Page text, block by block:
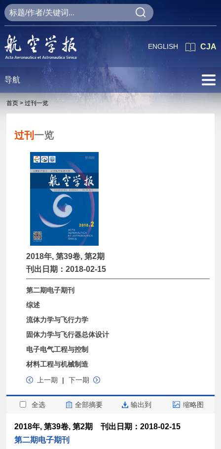
CJA
ENGLISH
导航
首页 > 过刊一览
过刊 一览
2018年, 第39卷, 第2期
刊出日期：2018-02-15
第二期电子期刊
综述
流体力学与飞行力学
固体力学与飞行器总体设计
电子电气工程与控制
材料工程与机械制造
上一期
| 下一期
全选 全部摘要 输出到 缩略图
2018年, 第39卷, 第2期 刊出日期：2018-02-15
第二期电子期刊